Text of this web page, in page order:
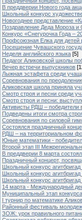
В преддверии Нового года
Школьный конкурс
Новогоднее представление
Поздравление Деда Мороза и
Конкурс «Снегурочка Года –
Профсоюзная Елка для детей
Посещение Чувашского
Неделя английского языка [5]
Педагог Аликовской школы
Вечер встречи выпускников
Лыжная эстафета среди
Cоревнования по
Аликовская школа приняла
Смотр строя и песни среди
Смотр строя и песни:
Активисты РДШ – победители
Подведены итоги смотра
Соревнования по силовой
Состоялся праздничный
РДШ – на территориальном
Юные математики -
Второй этап III
В преддверии 8 марта
Праздничный концерт,
Школьный конкурс
Школьный конкурс
Школьный конкурс
14 марта - Международный
Муниципальный этап
I турнир по математике
Районный фестиваль
ЗОЖ: урок правильного